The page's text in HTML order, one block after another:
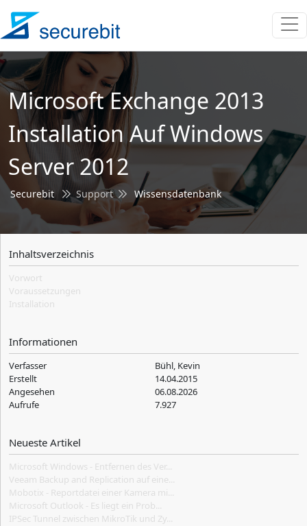
Microsoft Exchange 2013
Installation Auf Windows
Server 2012
Securebit Support Wissensdatenbank
Inhaltsverzeichnis
Vorwort
Voraussetzungen
Installation
Informationen
Verfasser
Bühl, Kevin
Erstellt
14.04.2015
Angesehen
06.08.2026
Aufrufe
7.927
Neueste Artikel
Microsoft Windows - Entfernen des Ver...
Veeam Backup and Replication auf eine...
Mobotix - Reportdatei einer Kamera mi...
Microsoft Outlook - Es liegt ein Prob...
IPSec Tunnel zwischen MikroTik und Zy...